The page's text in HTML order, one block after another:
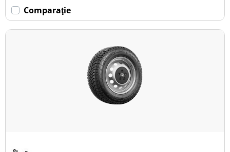
Comparaţie